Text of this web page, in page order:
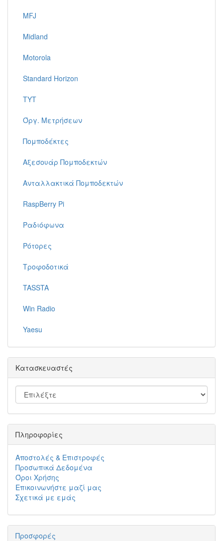
MFJ
Midland
Motorola
Standard Horizon
TYT
Όργ. Μετρήσεων
Πομποδέκτες
Αξεσουάρ Πομποδεκτών
Ανταλλακτικά Πομποδεκτών
RaspBerry Pi
Ραδιόφωνα
Ρότορες
Τροφοδοτικά
TASSTA
Win Radio
Yaesu
Κατασκευαστές
Πληροφορίες
Αποστολές & Επιστροφές
Προσωπικά Δεδομένα
Όροι Χρήσης
Επικοινωνήστε μαζί μας
Σχετικά με εμάς
Προσφορές